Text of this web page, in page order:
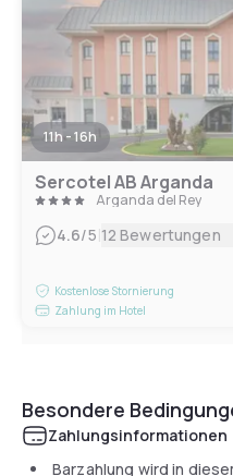
11h - 16h
Sercotel AB Arganda
Arganda del Rey
4.6/5|12 Bewertungen
Kostenlose Stornierung
Zahlung im Hotel
Besondere
Zahlungsinformationen
Barzahlung wird in